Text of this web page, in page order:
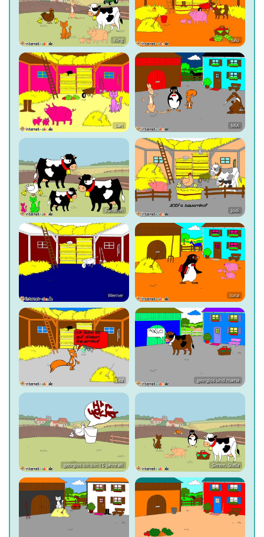
King lalu
Lari MIA
Familien Jodi
Werner luna
Lea georgios und mama
georgios ich bin 15 jahre alt Simon, Stella